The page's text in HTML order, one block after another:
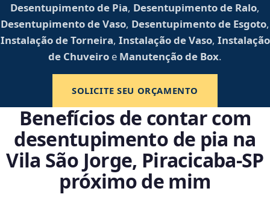
Desentupimento de Pia, Desentupimento de Ralo,
Desentupimento de Vaso, Desentupimento de Esgoto,
Instalação de Torneira, Instalação de Vaso, Instalação
de Chuveiro e Manutenção de Box.
SOLICITE SEU ORÇAMENTO
Benefícios de contar com
desentupimento de pia na
Vila São Jorge, Piracicaba‑SP
próximo de mim